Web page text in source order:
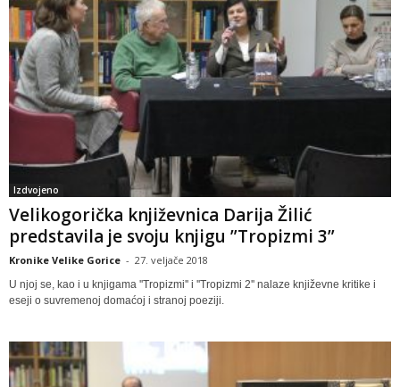
Izdvojeno
Velikogorička književnica Darija Žilić
predstavila je svoju knjigu ”Tropizmi 3”
Kronike Velike Gorice - 27. veljače 2018
U njoj se, kao i u knjigama ''Tropizmi'' i ''Tropizmi 2'' nalaze književne kritike i
eseji o suvremenoj domaćoj i stranoj poeziji.